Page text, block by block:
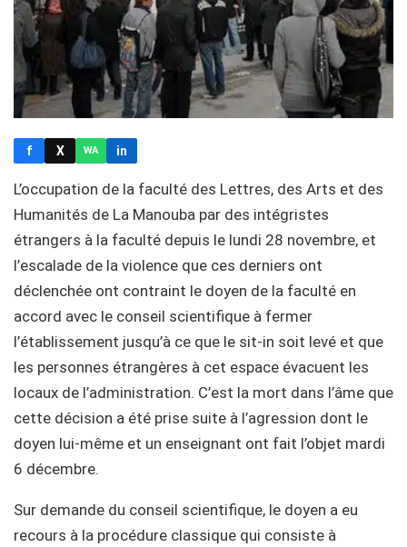
f X WA in
L’occupation de la faculté des Lettres, des Arts et des
Humanités de La Manouba par des intégristes
étrangers à la faculté depuis le lundi 28 novembre, et
l’escalade de la violence que ces derniers ont
déclenchée ont contraint le doyen de la faculté en
accord avec le conseil scientifique à fermer
l’établissement jusqu’à ce que le sit-in soit levé et que
les personnes étrangères à cet espace évacuent les
locaux de l’administration. C’est la mort dans l’âme que
cette décision a été prise suite à l’agression dont le
doyen lui-même et un enseignant ont fait l’objet mardi
6 décembre.
Sur demande du conseil scientifique, le doyen a eu
recours à la procédure classique qui consiste à